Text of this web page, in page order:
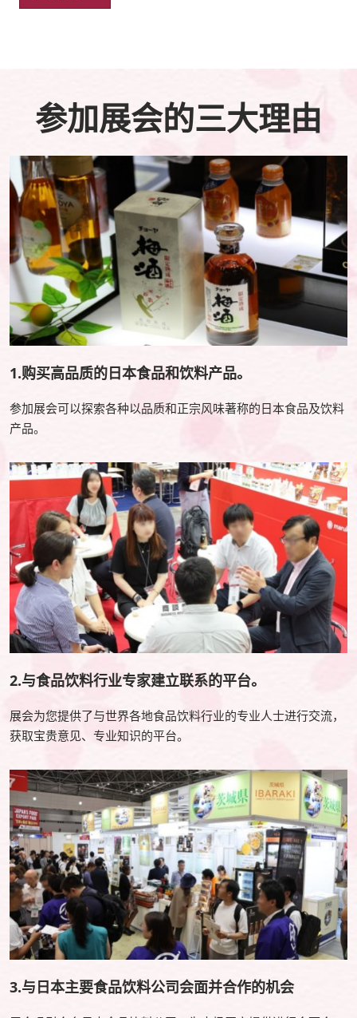
参加展会的三大理由
1.购买高品质的日本食品和饮料产品。
参加展会可以探索各种以品质和正宗风味著称的日本食品及饮料
产品。
2.与食品饮料行业专家建立联系的平台。
展会为您提供了与世界各地食品饮料行业的专业人士进行交流，
获取宝贵意见、专业知识的平台。
3.与日本主要食品饮料公司会面并合作的机会